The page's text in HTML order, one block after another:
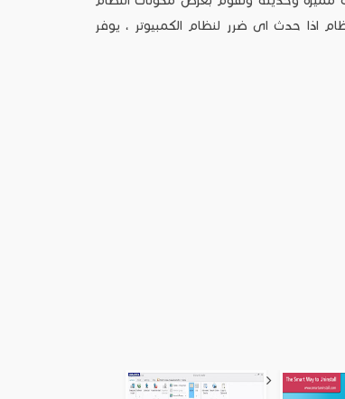
اذا حدث اى ضرر لنظام الكمبيوتر ، يوفر